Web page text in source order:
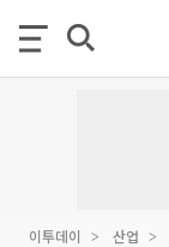
이투데이 산업